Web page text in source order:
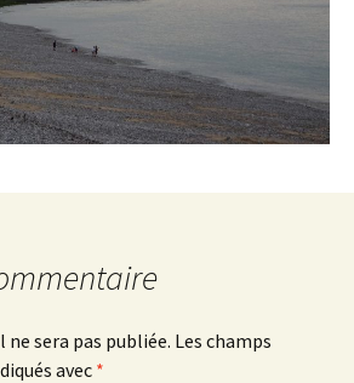
sera pas publiée. Les champs
avec *